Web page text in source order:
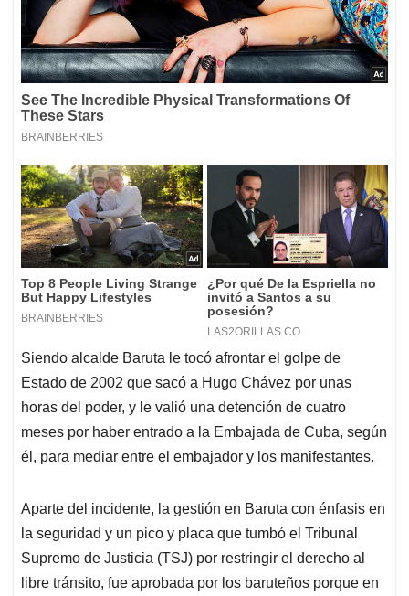
Siendo alcalde Baruta le tocó afrontar el golpe de
Estado de 2002 que sacó a Hugo Chávez por unas
horas del poder, y le valió una detención de cuatro
meses por haber entrado a la Embajada de Cuba, según
él, para mediar entre el embajador y los manifestantes.
Aparte del incidente, la gestión en Baruta con énfasis en
la seguridad y un pico y placa que tumbó el Tribunal
Supremo de Justicia (TSJ) por restringir el derecho al
libre tránsito, fue aprobada por los baruteños porque en